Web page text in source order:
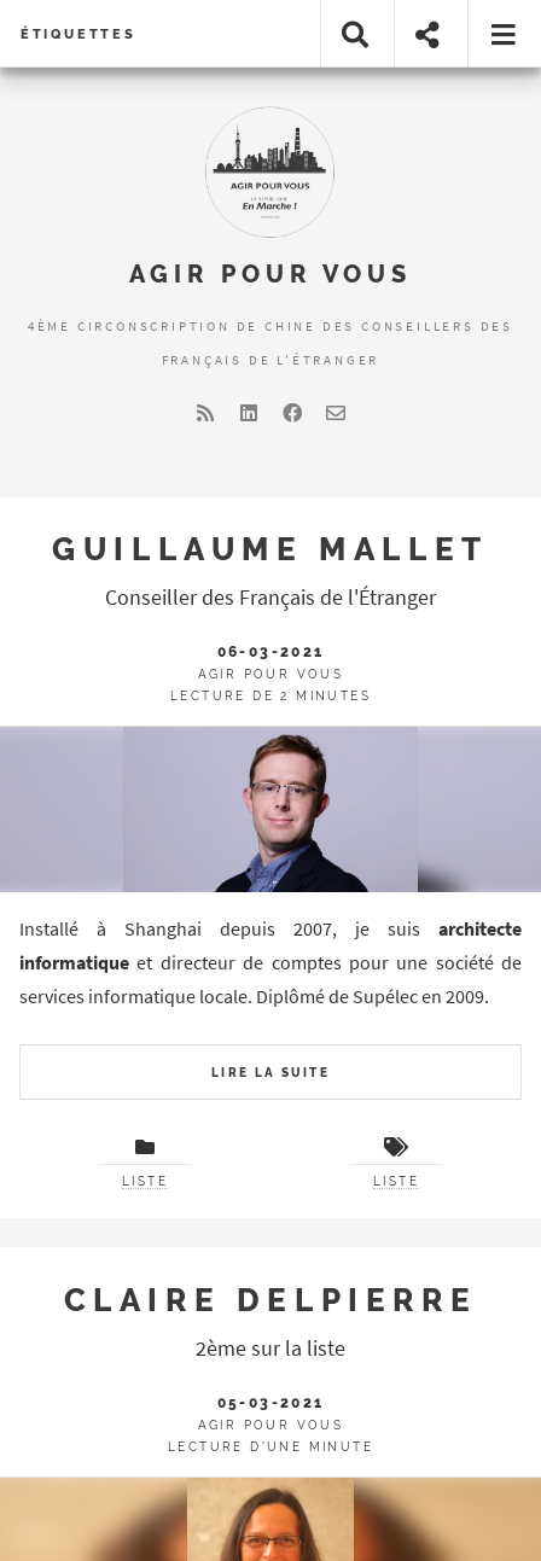
ÉTIQUETTES
AGIR POUR VOUS
4ÈME CIRCONSCRIPTION DE CHINE DES CONSEILLERS DES
FRANÇAIS DE L'ÉTRANGER
GUILLAUME MALLET
Conseiller des Français de l'Étranger
06-03-2021
AGIR POUR VOUS
LECTURE DE 2 MINUTES
Installé à Shanghai depuis 2007, je suis architecte
informatique et directeur de comptes pour une société de
services informatique locale. Diplômé de Supélec en 2009.
LIRE LA SUITE
LISTE LISTE
CLAIRE DELPIERRE
2ème sur la liste
05-03-2021
AGIR POUR VOUS
LECTURE D'UNE MINUTE